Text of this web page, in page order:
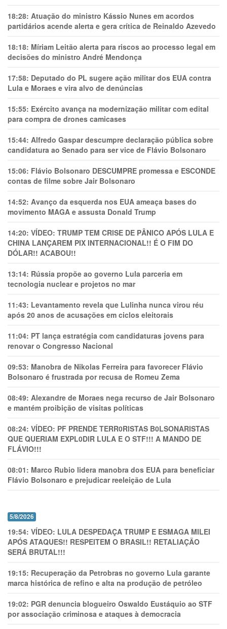
18:28: Atuação do ministro Kássio Nunes em acordos
partidários acende alerta e gera crítica de Reinaldo Azevedo
18:18: Míriam Leitão alerta para riscos ao processo legal em
decisões do ministro André Mendonça
17:58: Deputado do PL sugere ação militar dos EUA contra
Lula e Moraes e vira alvo de denúncias
15:55: Exército avança na modernização militar com edital
para compra de drones camicases
15:44: Alfredo Gaspar descumpre declaração pública sobre
candidatura ao Senado para ser vice de Flávio Bolsonaro
15:06: Flávio Bolsonaro DESCUMPRE promessa e ESCONDE
contas de filme sobre Jair Bolsonaro
14:52: Avanço da esquerda nos EUA ameaça bases do
movimento MAGA e assusta Donald Trump
14:20: VÍDEO: TRUMP TEM CRlSE DE PÂNlCO APÓS LULA E
CHINA LANÇAREM PIX INTERNACIONAL!! É O FIM DO
DÓLAR!! ACABOU!!
13:14: Rússia propõe ao governo Lula parceria em
tecnologia nuclear e projetos no mar
11:43: Levantamento revela que Lulinha nunca virou réu
após 20 anos de acusações em ciclos eleitorais
11:04: PT lança estratégia com candidaturas jovens para
renovar o Congresso Nacional
09:53: Manobra de Nikolas Ferreira para favorecer Flávio
Bolsonaro é frustrada por recusa de Romeu Zema
08:49: Alexandre de Moraes nega recurso de Jair Bolsonaro
e mantém proibição de visitas políticas
08:24: VÍDEO: PF PRENDE TERR0RlSTAS B0LSONARlSTAS
QUE QUERIAM EXPL0DlR LULA E O STF!!! A MANDO DE
FLÁVIO!!!
08:01: Marco Rubio lidera manobra dos EUA para beneficiar
Flávio Bolsonaro e prejudicar reeleição de Lula
5/8/2026
19:54: VÍDEO: LULA DESPEDAÇA TRUMP E ESMAGA MILEI
APÓS ATAQUES!! RESPEITEM O BRASIL!! RETALIAÇÃO
SERÁ BRUTAL!!!
19:15: Recuperação da Petrobras no governo Lula garante
marca histórica de refino e alta na produção de petróleo
19:02: PGR denuncia blogueiro Oswaldo Eustáquio ao STF
por associação criminosa e ataques à democracia